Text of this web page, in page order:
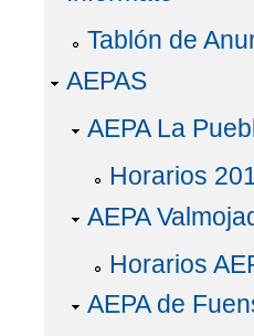
Tablón de
AEPAS
AEPA La
Horarios
AEPA
Horarios
AEPA de